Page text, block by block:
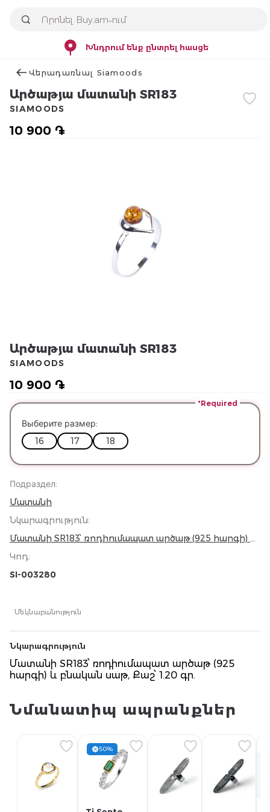
Խնդրում ենք ընտրել հասցե
Վերադառնալ Siamoods
Արծաթյա մատանի SR183
10 900 ֏
SIAMOODS
Արծաթյա մատանի SR183
10 900 ֏
SIAMOODS
Подраздел:
Մատանի
Նկարագրություն:
Մատանի SR183՝ ռոդիումապատ արծաթ (925 հարգի) և
Կոդ:
SI-003280
Выберите размер:
16
17 18
*Required
Մեկնաբանություն
Նկարագրություն
Մատանի SR183՝ ռոդիումապատ արծաթ (925
հարգի) և բնական սաթ, Քաշ՝ 1.20 գր.
Նմանատիպ ապրանքներ
50%